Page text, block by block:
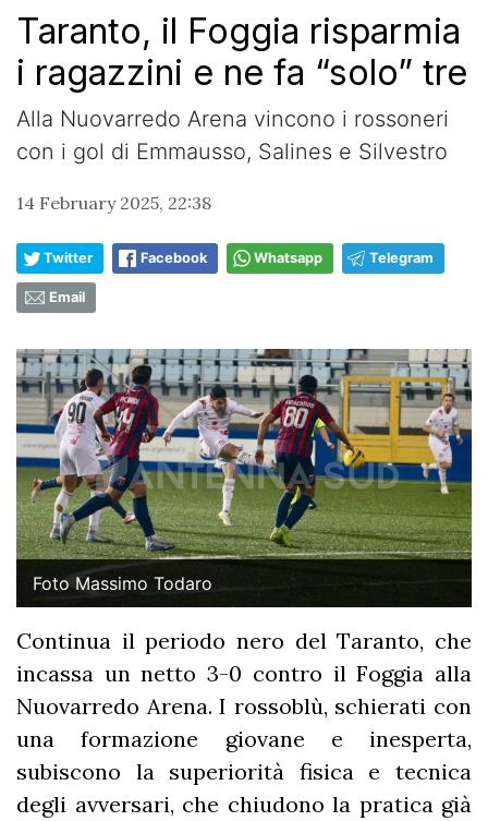
Taranto, il Foggia risparmia
i ragazzini e ne fa “solo” tre
Alla Nuovarredo Arena vincono i rossoneri
con i gol di Emmausso, Salines e Silvestro
14 February 2025, 22:38
Twitter Facebook Whatsapp Telegram
Email
Foto Massimo Todaro
Continua il periodo nero del Taranto, che
incassa un netto 3-0 contro il Foggia alla
Nuovarredo Arena. I rossoblù, schierati con
una formazione giovane e inesperta,
subiscono la superiorità fisica e tecnica
degli avversari, che chiudono la pratica già